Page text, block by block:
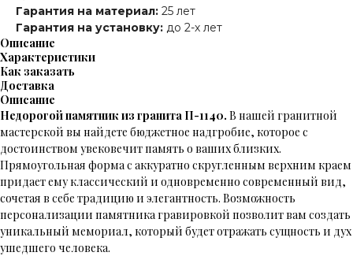
Гарантия на материал: 25 лет
Гарантия на установку: до 2-х лет
Описание
Характеристики
Как заказать
Доставка
Описание
Недорогой памятник из гранита П-1140. В нашей гранитной
мастерской вы найдете бюджетное надгробие, которое с
достоинством увековечит память о ваших близких.
Прямоугольная форма с аккуратно скругленным верхним краем
придает ему классический и одновременно современный вид,
сочетая в себе традицию и элегантность. Возможность
персонализации памятника гравировкой позволит вам создать
уникальный мемориал, который будет отражать сущность и дух
ушедшего человека.